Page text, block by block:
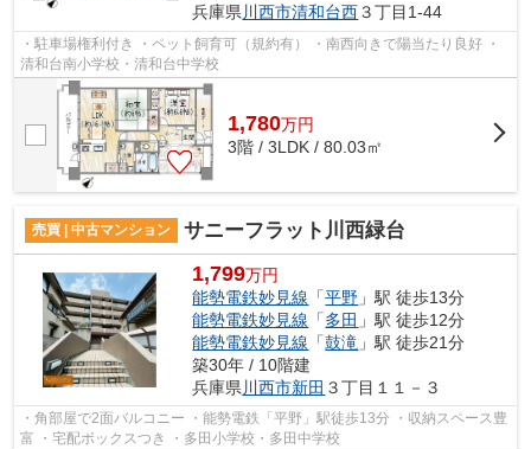
兵庫県 川西市清和台西３丁目1-44
・駐車場権利付き ・ペット飼育可（規約有） ・南西向きで陽当たり良好 ・
清和台南小学校・清和台中学校
1,780万円
3階 / 3LDK / 80.03㎡
売買 | 中古マンション サニーフラット川西緑台
1,799万円
能勢電鉄妙見線 「平野 」駅 徒歩13分
能勢電鉄妙見線 「多田 」駅 徒歩12分
能勢電鉄妙見線 「鼓滝 」駅 徒歩21分
築30年 / 10階建
兵庫県 川西市新田 ３丁目１１－３
・角部屋で2面バルコニー ・能勢電鉄「平野」駅徒歩13分 ・収納スペース豊
富 ・宅配ボックスつき ・多田小学校・多田中学校